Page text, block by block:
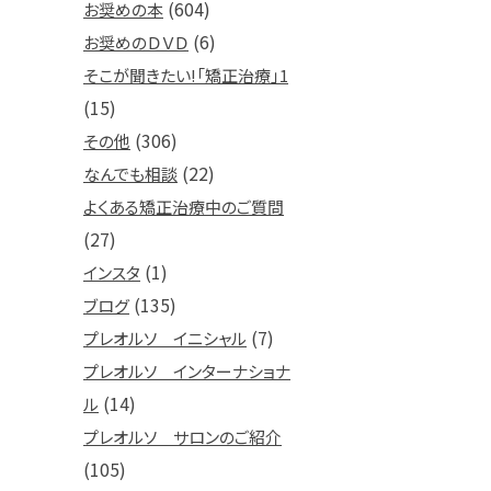
お奨めの本 (604)
お奨めのＤＶＤ (6)
そこが聞きたい!「矯正治療」1
(15)
その他 (306)
なんでも相談 (22)
よくある矯正治療中のご質問
(27)
インスタ (1)
ブログ(135)
プレオルソ イニシャル (7)
プレオルソ インターナショナ
ル (14)
プレオルソ サロンのご紹介
(105)